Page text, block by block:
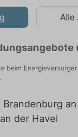
Alle
beim
der Havel